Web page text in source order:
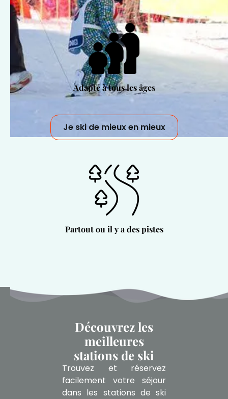
Adapté à tous les âges
Je ski de mieux en mieux
Partout ou il y a des pistes
Découvrez les
meilleures
stations de ski
Trouvez et réservez
facilement votre séjour
dans les stations de ski